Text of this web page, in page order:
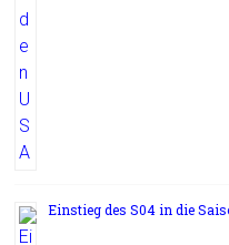
Einstieg des S04 in die